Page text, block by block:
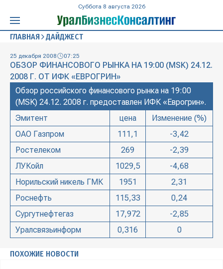
Суббота 8 августа 2026
ГЛАВНАЯ ДАЙДЖЕСТ
25 декабря 2008 07:25
ОБЗОР ФИНАНСОВОГО РЫНКА НА 19:00 (MSK) 24.12.
2008 Г. ОТ ИФК «ЕВРОГРИН»
Обзор российского финансового рынка на 19:00
(MSK) 24.12. 2008 г. предоставлен ИФК «Еврогрин».
Эмитент
цена
Изменение (%)
ОАО Газпром
111,1
-3,42
Ростелеком
269
-2,39
ЛУКойл
1029,5
-4,68
Норильский никель ГМК
1951
2,31
Роснефть
115,33
0,24
Сургутнефтегаз
17,972
-2,85
Уралсвязьинформ
0,316 0
ПОХОЖИЕ НОВОСТИ